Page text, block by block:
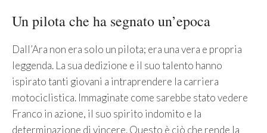
Un pilota che ha segnato un’epoca
Dall’Ara non era solo un pilota; era una vera e propria
leggenda. La sua dedizione e il suo talento hanno
ispirato tanti giovani a intraprendere la carriera
motociclistica. Immaginate come sarebbe stato vedere
Franco in azione, il suo spirito indomito e la
determinazione di vincere. Questo è ciò che rende la